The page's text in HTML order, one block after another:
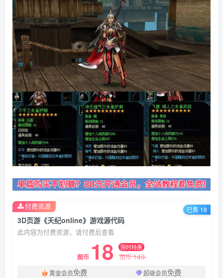
3D页游《天纪online》游戏源代码
此内容为付费资源，请付费后查看
图币 18 限时特惠
图币149
黄金会员免费 超级会员免费
付费资源 已售 18